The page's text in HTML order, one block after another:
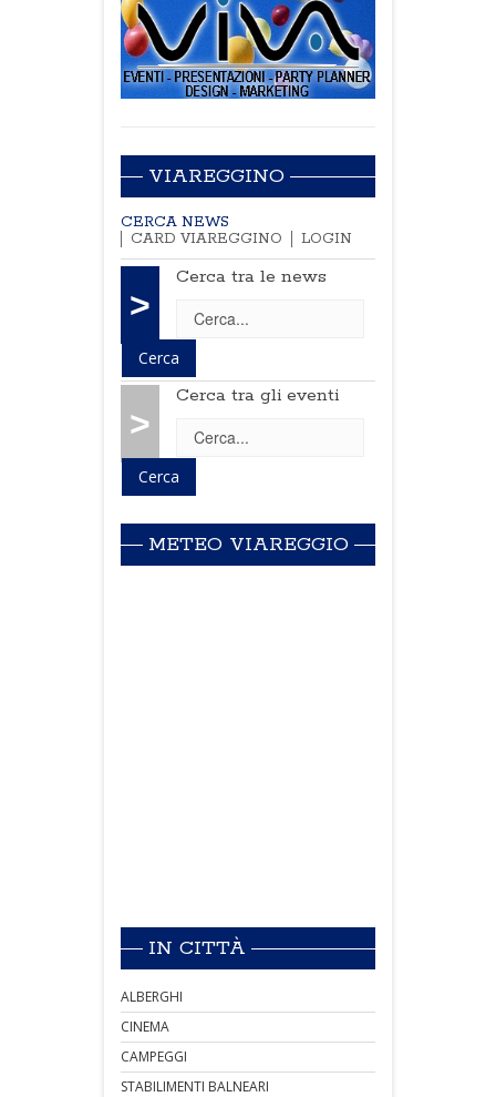
VIAREGGINO
CERCA NEWS
CARD VIAREGGINO
LOGIN
>
Cerca tra le news
>
Cerca tra gli eventi
METEO VIAREGGIO
IN CITTÀ
ALBERGHI
CINEMA
CAMPEGGI
STABILIMENTI BALNEARI